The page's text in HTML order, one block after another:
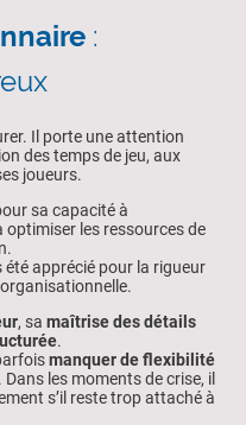
:
Il porte une attention
des temps de jeu, aux
joueurs.
sa capacité à
les ressources de
apprécié pour la rigueur
, sa maîtrise des détails
.
manquer de flexibilité
. Dans les moments de crise, il
s’il reste trop attaché à